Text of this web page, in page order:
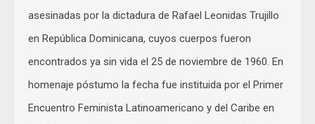
asesinadas por la dictadura de Rafael Leonidas Trujillo
en República Dominicana, cuyos cuerpos fueron
encontrados ya sin vida el 25 de noviembre de 1960. En
homenaje póstumo la fecha fue instituida por el Primer
Encuentro Feminista Latinoamericano y del Caribe en